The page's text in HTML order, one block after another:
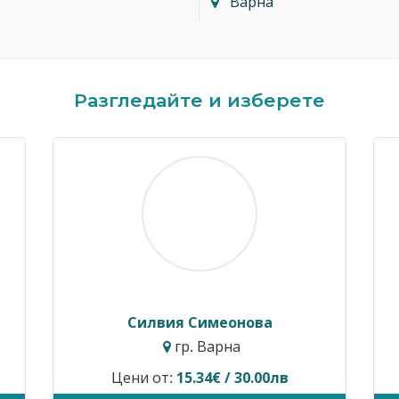
Разгледайте и изберете
Димитър Кавалджиев
гр. София
Цени от: 40.90€ / 80.00лв